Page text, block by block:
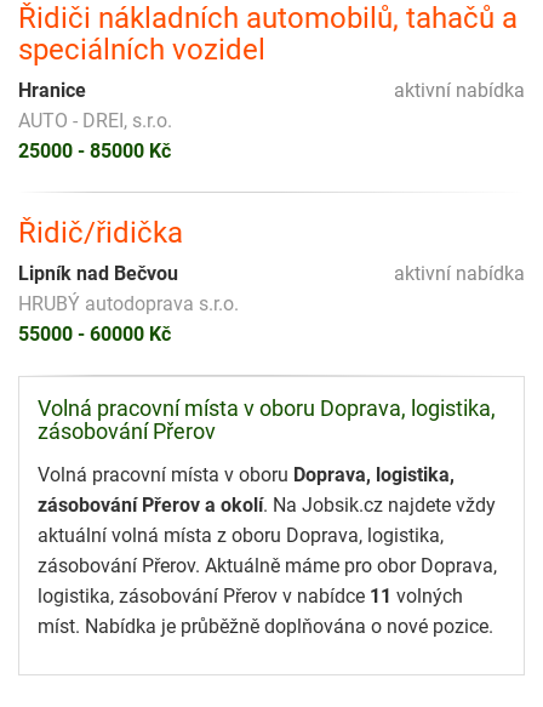
Řidiči nákladních automobilů, tahačů a
speciálních vozidel
aktivní nabídka
Hranice
AUTO - DREI, s.r.o.
25000 - 85000 Kč
Řidič/řidička
aktivní nabídka
Lipník nad Bečvou
HRUBÝ autodoprava s.r.o.
55000 - 60000 Kč
Volná pracovní místa v oboru Doprava, logistika,
zásobování Přerov
Volná pracovní místa v oboru Doprava, logistika,
zásobování Přerov a okolí. Na Jobsik.cz najdete vždy
aktuální volná místa z oboru Doprava, logistika,
zásobování Přerov. Aktuálně máme pro obor Doprava,
logistika, zásobování Přerov v nabídce 11 volných
míst. Nabídka je průběžně doplňována o nové pozice.